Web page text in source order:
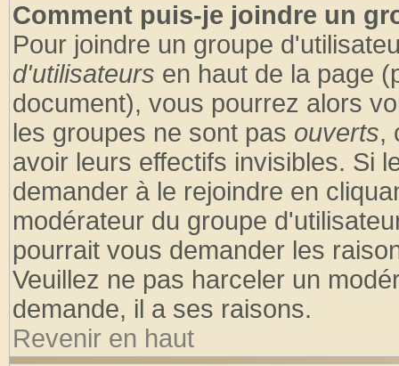
Comment puis-je joindre un
Pour joindre un groupe
d'utilisateurs en haut de la page
document), vous pourrez alors
les groupes ne sont pas ouverts,
avoir leurs effectifs invisibles. Si
demander à le rejoindre en
modérateur du groupe
pourrait vous demander les
Veuillez ne pas harceler un
demande, il a ses raisons.
Revenir en haut